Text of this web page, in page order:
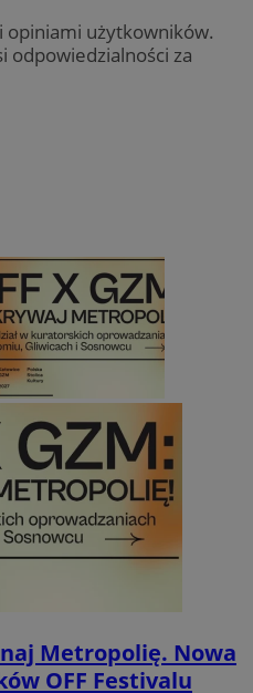
użytkowników.
odpowiedzialności za
Metropolię. Nowa
OFF Festivalu